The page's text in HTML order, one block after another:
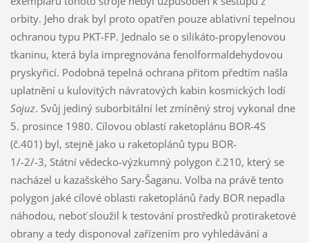
orbity. Jeho drak byl proto opatřen pouze ablativní tepelnou
ochranou typu PKT-FP. Jednalo se o silikáto-propylenovou
tkaninu, která byla impregnována fenolformaldehydovou
pryskyřicí. Podobná tepelná ochrana přitom předtím našla
uplatnění u kulovitých návratových kabin kosmických lodí
Sojuz. Svůj jediný suborbitální let zmíněný stroj vykonal dne
5. prosince 1980. Cílovou oblastí raketoplánu BOR-4S
(č.401) byl, stejně jako u raketoplánů typu BOR-
1/-2/-3, Státní vědecko-výzkumný polygon č.210, který se
nacházel u kazašského Sary-Šaganu. Volba na právě tento
polygon jaké cílové oblasti raketoplánů řady BOR nepadla
náhodou, neboť sloužil k testování prostředků protiraketové
obrany a tedy disponoval zařízením pro vyhledávání a